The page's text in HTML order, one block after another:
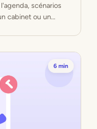
scénarios
cabinet ou un
6 min